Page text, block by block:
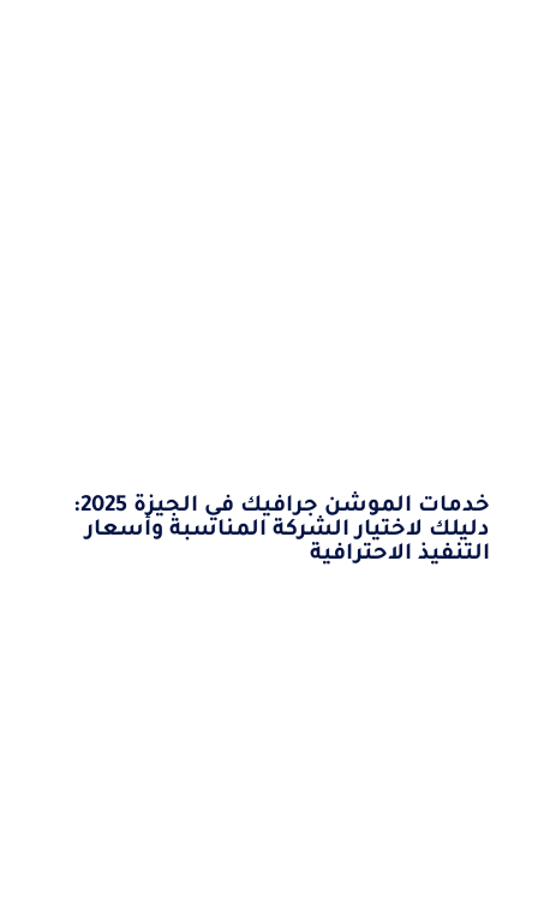
خدمات الموشن جرافيك في الجيزة 2025:
دليلك لاختيار الشركة المناسبة وأسعار
التنفيذ الاحترافية